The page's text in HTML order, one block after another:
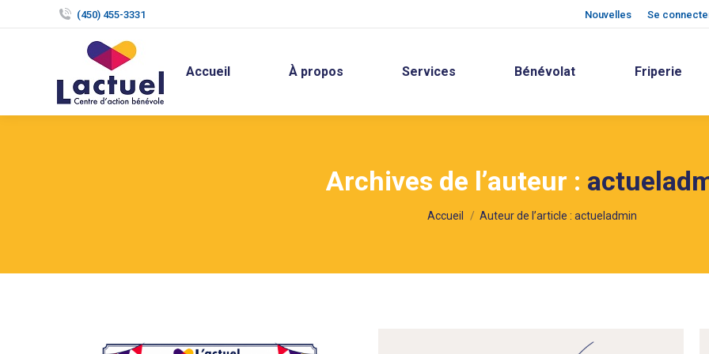
(450) 455-3331 Nouvelles Se
Accueil À propos Services Bénévolat Friperie
Archives de l’auteur :
Vous êtes ici :
Accueil Auteur de l’article : actueladmin